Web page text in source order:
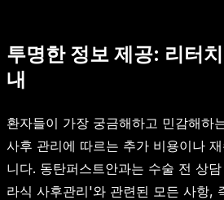
투명한 정보 제공: 리터
내
환자들이 가장 궁금해하고 민감해하
사후 관리에 따르는 추가 비용이나
니다. 동탄퍼스트안과는 수술 전 상
라식 사후관리'와 관련된 모든 사항,